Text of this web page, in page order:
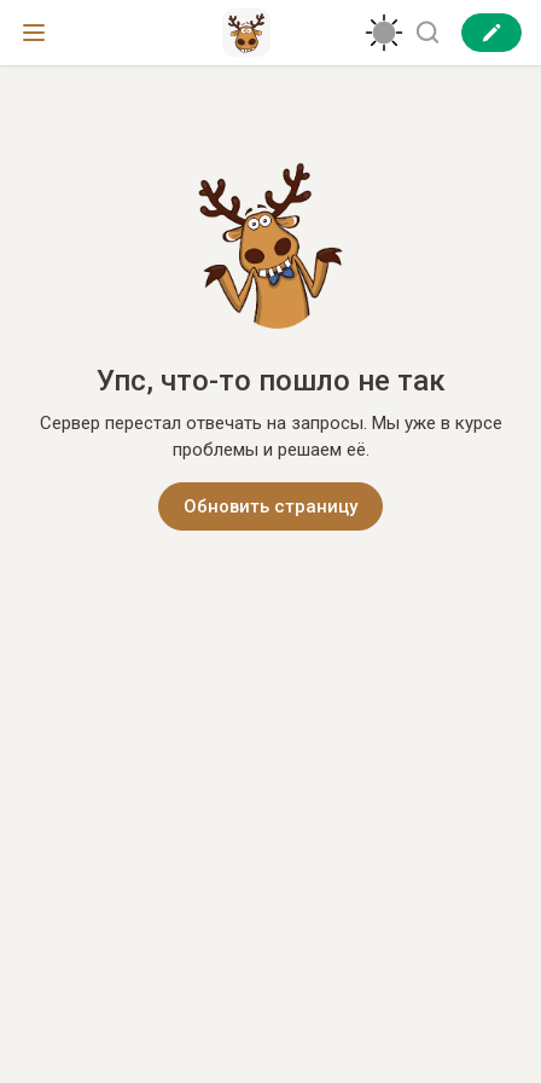
Упс, что-то пошло не так
Сервер перестал отвечать на запросы. Мы уже в курсе
проблемы и решаем её.
Обновить страницу